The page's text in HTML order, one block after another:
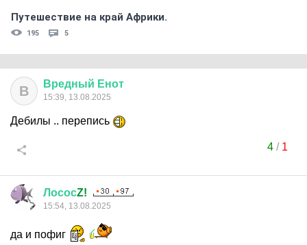
Путешествие на край Африки.
195 5
В Вредный Енот
15:39, 13.08.2025
Дебилы .. перепись
4/ 1
ЛососZ!
15:54, 13.08.2025
да и пофиг